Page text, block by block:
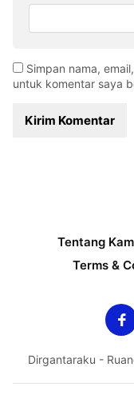
Simpan nama,
untuk komentar saya
Tentang
Terms &
Dirgantaraku -